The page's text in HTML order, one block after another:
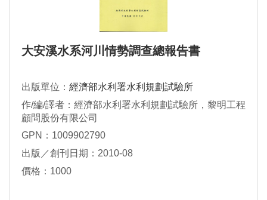
大安溪水系河川情勢調查總報告書
出版單位： 經濟部水利署水利規劃試驗所
作/編/譯者：經濟部水利署水利規劃試驗所，黎明工程
顧問股份有限公司
GPN：1009902790
出版／創刊日期：2010-08
價格：1000